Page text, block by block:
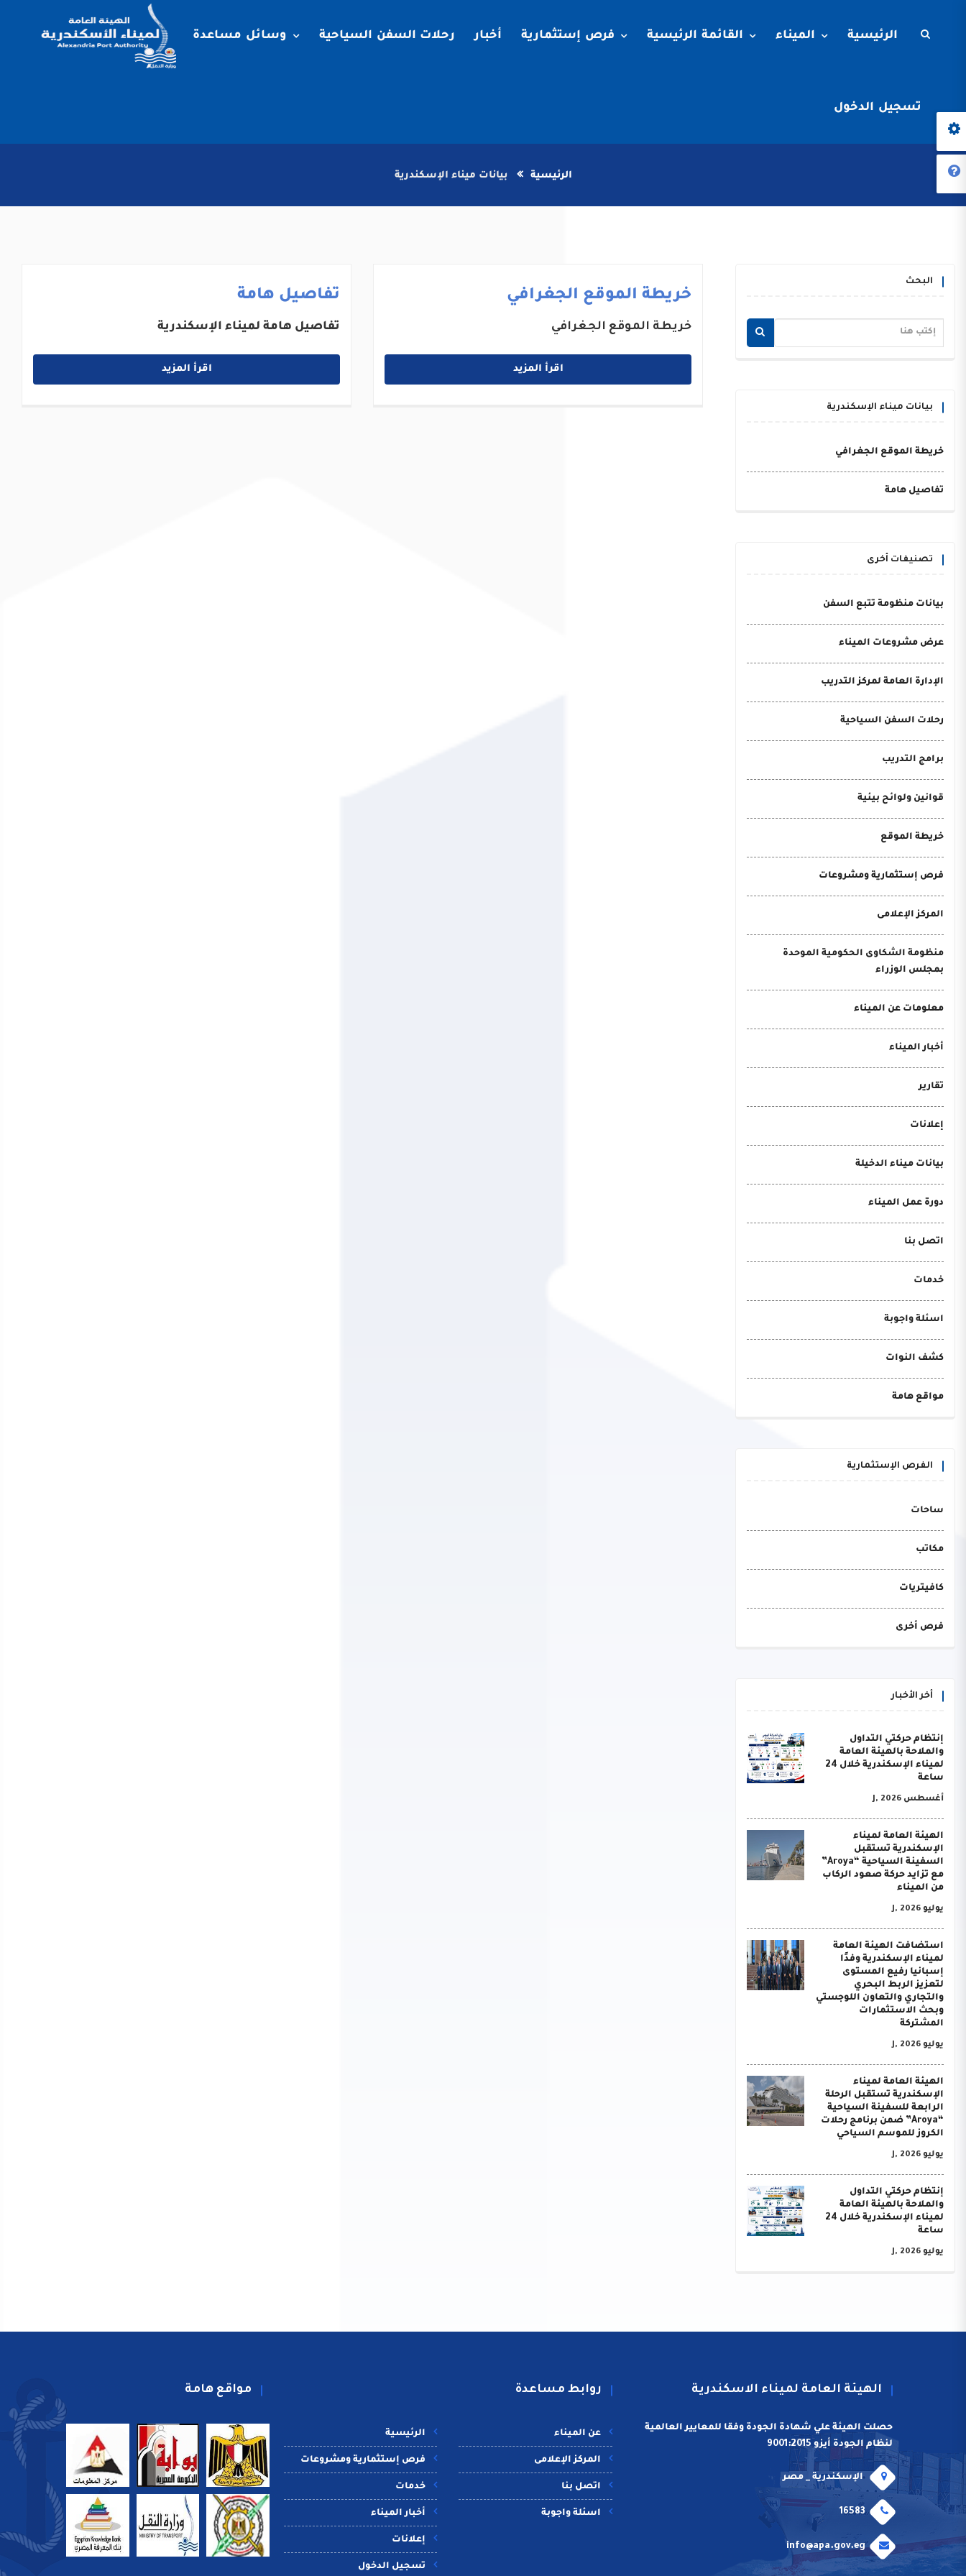
الرئيسية الميناء القائمة الرئيسية فرص إستثمارية أخبار رحلات السفن السياحية وسائل مساعدة
تسجيل الدخول
الرئيسية بيانات ميناء الإسكندرية
البحث
بيانات ميناء الإسكندرية
خريطة الموقع الجغرافي
تفاصيل هامة
تصنيفات أخرى
بيانات منظومة تتبع السفن
عرض مشروعات الميناء
الإدارة العامة لمركز التدريب
رحلات السفن السياحية
برامج التدريب
قوانين ولوائح بيئية
خريطة الموقع
فرص إستثمارية ومشروعات
المركز الإعلامى
منظومة الشكاوى الحكومية الموحدة
بمجلس الوزراء
معلومات عن الميناء
أخبار الميناء
تقارير
إعلانات
بيانات ميناء الدخيلة
دورة عمل الميناء
اتصل بنا
خدمات
اسئلة واجوبة
كشف النوات
مواقع هامة
الفرص الإستثمارية
ساحات
مكاتب
كافيتريات
فرص أخرى
أخر الأخبار
إنتظام حركتي التداول
والملاحة بالهيئة العامة
لميناء الإسكندرية خلال 24
ساعة
أغسطس J, 2026
الهيئة العامة لميناء
الإسكندرية تستقبل
السفينة السياحية “Aroya”
مع تزايد حركة صعود الركاب
من الميناء
يوليو J, 2026
استضافت الهيئة العامة
لميناء الإسكندرية وفدًا
إسبانيا رفيع المستوى
لتعزيز الربط البحري
والتجاري والتعاون اللوجستي
وبحث الاستثمارات
المشتركة
يوليو J, 2026
الهيئة العامة لميناء
الإسكندرية تستقبل الرحلة
الرابعة للسفينة السياحية
“Aroya” ضمن برنامج رحلات
الكروز للموسم السياحي
يوليو J, 2026
إنتظام حركتي التداول
والملاحة بالهيئة العامة
لميناء الإسكندرية خلال 24
ساعة
يوليو J, 2026
خريطة الموقع الجغرافي
خريطة الموقع الجغرافي
اقرأ المزيد
تفاصيل هامة
تفاصيل هامة لميناء الإسكندرية
اقرأ المزيد
الهيئة العامة لميناء الاسكندرية
حصلت الهيئة علي شهادة الجودة وفقا للمعايير العالمية
لنظام الجودة أيزو 9001:2015
الإسكندرية _ مصر
16583
info@apa.gov.eg
روابط مساعدة
الرئيسية
فرص إستثمارية ومشروعات
خدمات
أخبار الميناء
إعلانات
تسجيل الدخول
عن الميناء
المركز الإعلامى
اتصل بنا
اسئلة واجوبة
مواقع هامة